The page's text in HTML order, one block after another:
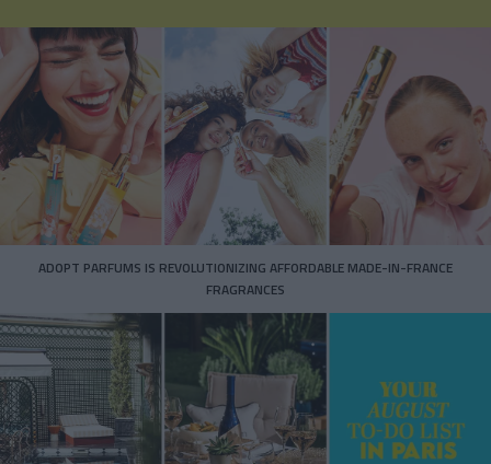
ADOPT PARFUMS IS REVOLUTIONIZING AFFORDABLE MADE-IN-FRANCE
FRAGRANCES